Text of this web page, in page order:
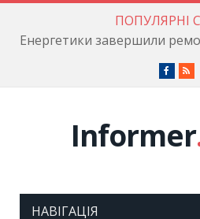
ПОПУЛЯРНІ
Facebook
Informer
НАВІГАЦІЯ